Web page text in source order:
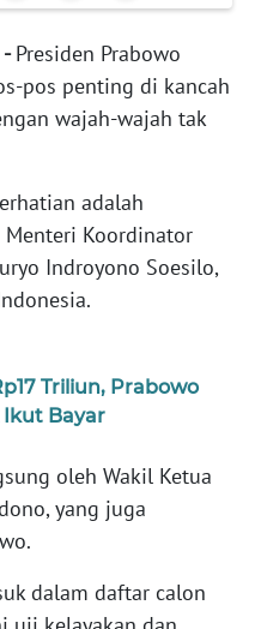
-Presiden Prabowo
pos penting di kancah
wajah-wajah tak
adalah
Koordinator
Indroyono Soesilo,
Triliun, Prabowo
Ikut Bayar
oleh Wakil Ketua
yang juga
dalam daftar calon